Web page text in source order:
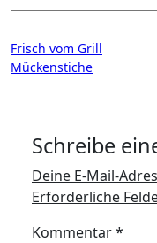
Frisch vom Grill
Mückenstiche
Schreibe
Deine E-Mail-
Erforderliche
Kommentar*